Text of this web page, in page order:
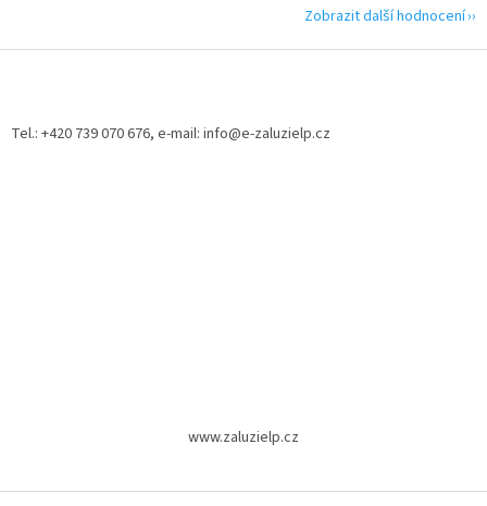
Zobrazit další hodnocení
Tel.: +420 739 070 676, e-mail: info@e-zaluzielp.cz
www.zaluzielp.cz